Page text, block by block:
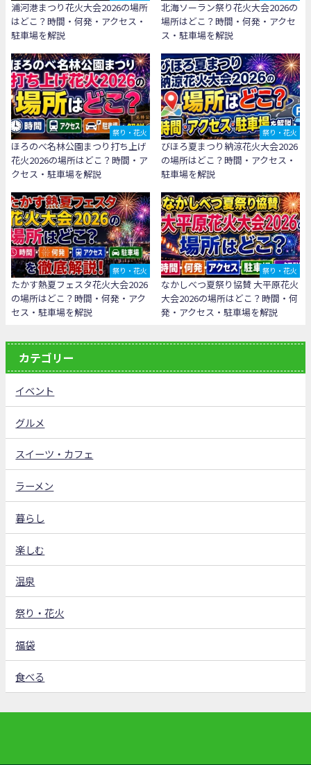
浦河港まつり花火大会2026の場所
はどこ？時間・何発・アクセス・
駐車場を解説
北海ソーラン祭り花火大会2026の
場所はどこ？時間・何発・アクセ
ス・駐車場を解説
祭り・花火
ほろのべ名林公園まつり打ち上げ
花火2026の場所はどこ？時間・ア
クセス・駐車場を解説
祭り・花火
びほろ夏まつり納涼花火大会2026
の場所はどこ？時間・アクセス・
駐車場を解説
祭り・花火
たかす熱夏フェスタ花火大会2026
の場所はどこ？時間・何発・アク
セス・駐車場を解説
祭り・花火
なかしべつ夏祭り協賛 大平原花火
大会2026の場所はどこ？時間・何
発・アクセス・駐車場を解説
カテゴリー
イベント
グルメ
スイーツ・カフェ
ラーメン
暮らし
楽しむ
温泉
祭り・花火
福袋
食べる